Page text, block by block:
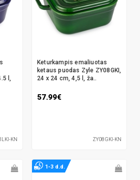
l,
KN
Keturkampis emaliuotas
ketaus puodas Zyle ZY08GKI,
24 x 24 cm, 4,5 l, ža..
57.99€
ZY08GKI-KN
1-3 d.d.